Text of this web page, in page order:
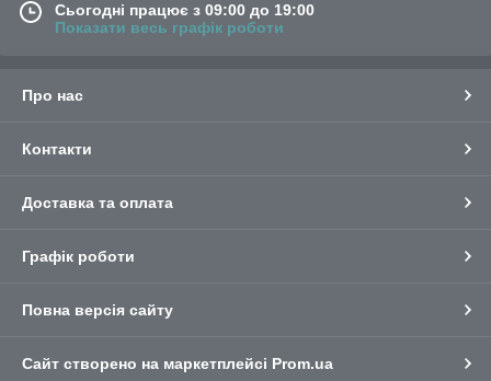
Сьогодні працює з 09:00 до 19:00
Показати весь графік роботи
Про нас
Контакти
Доставка та оплата
Графік роботи
Повна версія сайту
Сайт створено на маркетплейсі Prom.ua